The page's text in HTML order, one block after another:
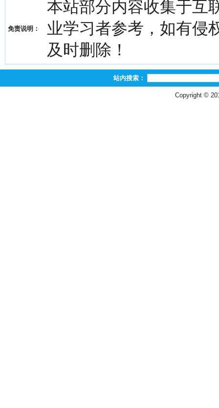
免责说明：
本站部分内容收集于互
业学习者参考，如有侵
及时删除！
站内搜索：
Copyright ©